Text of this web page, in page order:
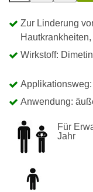
Zur Linderung
Wirkstoff:
Applikationsweg:
Anwendung:
Für
Jahr